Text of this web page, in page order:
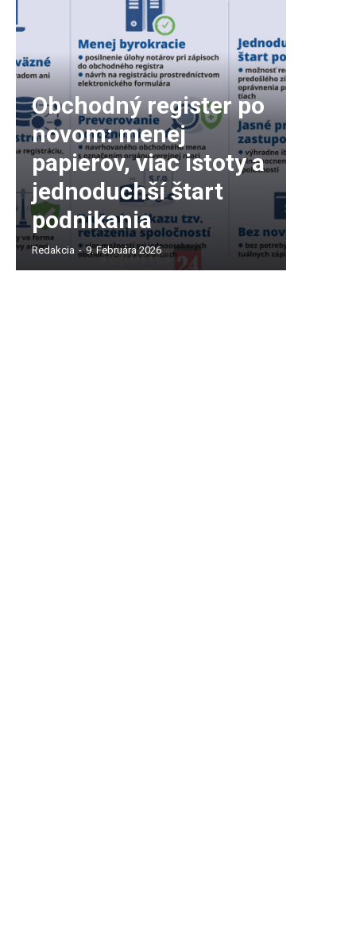
Obchodný register po
novom: menej
papierov, viac istoty a
jednoduchší štart
podnikania
Redakcia - 9. Februára 2026